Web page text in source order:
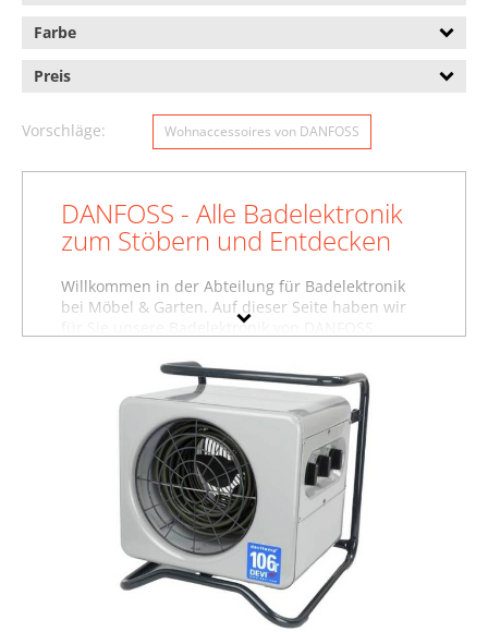
Farbe
Preis
Vorschläge: Wohnaccessoires von DANFOSS
DANFOSS - Alle Badelektronik
zum Stöbern und Entdecken
Willkommen in der Abteilung für Badelektronik
bei Möbel & Garten. Auf dieser Seite haben wir
für Sie unsere Badelektronik von DANFOSS
was Sie suchen, dann schauen Sie sich auch
unsere anderenWohnaccessoires von DANFOSS
an oder stöbern Sie in dem gesamten
Möbelsortiment sämtlicher Badelektronik. Oder
suchen Sie gezielt nach Möbeln von DANFOSS?
Dann besuchen Sie unsere Abteilung mit
sämtlichen Möbeln der Marke DANFOSS . Mit Hilfe
der Filter oben auf der Seite können Sie auch
gezielt Badelektronik von anderen Marken
ansehen und in bestimmten Preiskategorien
sowie nach reduzierten Angeboten suchen.
Lassen Sie sich inspirieren - wir wünschen Ihnen